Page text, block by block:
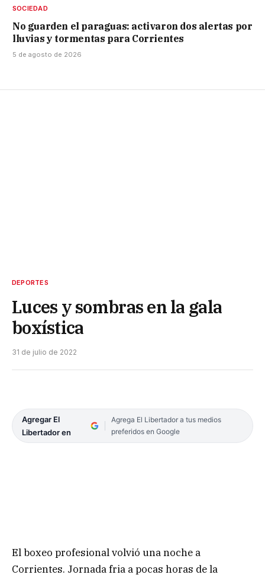
SOCIEDAD
No guarden el paraguas: activaron dos alertas por
lluvias y tormentas para Corrientes
5 de agosto de 2026
DEPORTES
Luces y sombras en la gala
boxística
31 de julio de 2022
Agregar El
Libertador en
Agrega El Libertador a tus medios
preferidos en Google
El boxeo profesional volvió una noche a
Corrientes. Jornada fria a pocas horas de la